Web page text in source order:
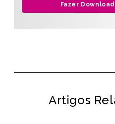
Fazer
Artigos